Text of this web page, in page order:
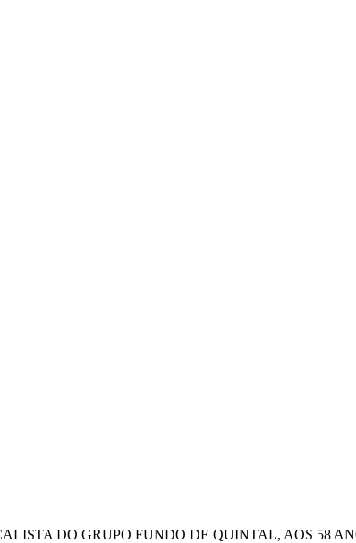
DO GRUPO FUNDO DE QUINTAL, AOS 58